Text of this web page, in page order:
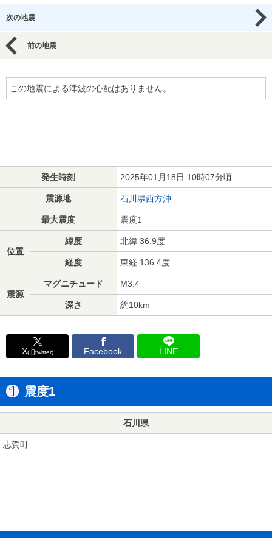
次の地震
前の地震
この地震による津波の心配はありません。
発生時刻 2025年01月18日 10時07分頃
震源地 石川県西方沖
最大震度 震度1
位置
緯度 北緯 36.9度
経度 東経 136.4度
震源
マグニチュード M3.4
深さ 約10km
X(旧twitter) Facebook LINE
震度1
石川県
志賀町